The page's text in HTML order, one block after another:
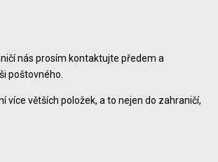
nás prosím kontaktujte předem a
poštovného.
více větších položek, a to nejen do zahraničí,